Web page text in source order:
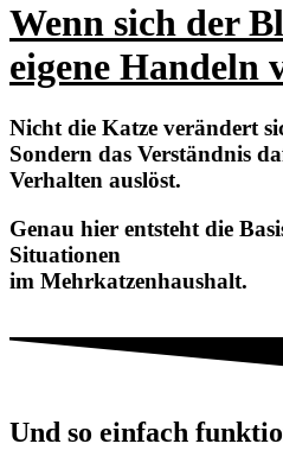
Wenn sich der
eigene Handeln
Nicht die Katze verändert
Sondern das Verständnis
Verhalten auslöst.
Genau hier entsteht die
Situationen
im Mehrkatzenhaushalt.
Und so einfach